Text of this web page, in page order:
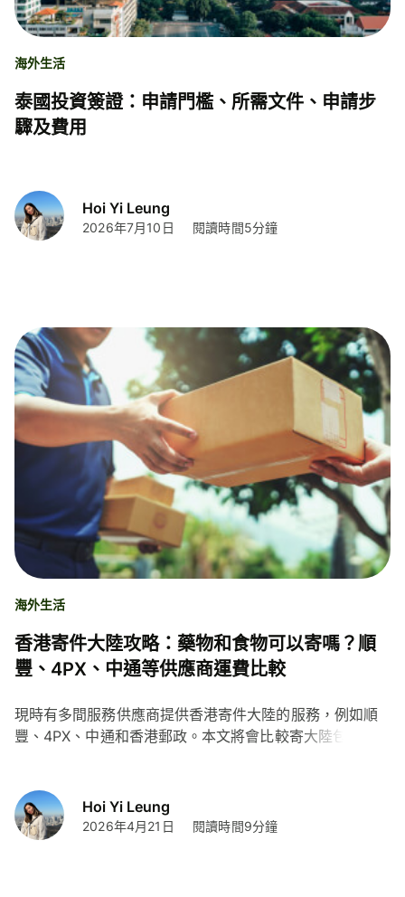
海外生活
泰國投資簽證：申請門檻、所需文件、申請步
驟及費用
Hoi Yi Leung
2026年7月10日 閱讀時間5分鐘
海外生活
香港寄件大陸攻略：藥物和食物可以寄嗎？順
豐、4PX、中通等供應商運費比較
現時有多間服務供應商提供香港寄件大陸的服務，例如順
豐、4PX、中通和香港郵政。本文將會比較寄大陸包裹的
Hoi Yi Leung
2026年4月21日 閱讀時間9分鐘